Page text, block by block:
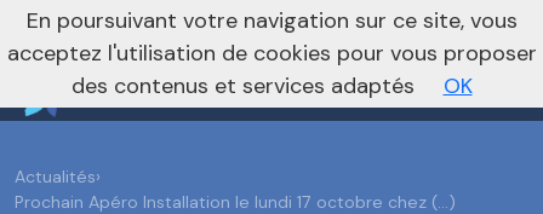
Vers le site régional Vers le site national
Actualités›
Prochain Apéro Installation le lundi 17 octobre chez (…)
En poursuivant votre navigation sur ce site, vous
acceptez l'utilisation de cookies pour vous proposer
des contenus et services adaptés
OK